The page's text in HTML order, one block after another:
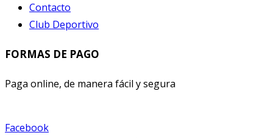
Contacto
Club Deportivo
FORMAS DE PAGO
Paga online, de manera fácil y segura
Facebook